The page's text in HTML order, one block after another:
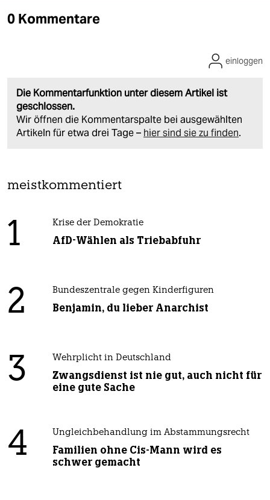
0 Kommentare
Die Kommentarfunktion unter diesem Artikel ist
geschlossen.
Wir öffnen die Kommentarspalte bei ausgewählten
Artikeln für etwa drei Tage – hier sind sie zu finden.
einloggen
meistkommentiert
1 Krise der Demokratie
AfD-Wählen als Triebabfuhr
2 Bundeszentrale gegen Kinderfiguren
Benjamin, du lieber Anarchist
3 Wehrplicht in Deutschland
Zwangsdienst ist nie gut, auch nicht für
eine gute Sache
4 Ungleichbehandlung im Abstammungsrecht
Familien ohne Cis-Mann wird es
schwer gemacht